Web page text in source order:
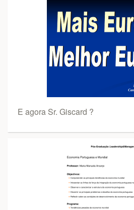
E agora Sr. Giscard ?